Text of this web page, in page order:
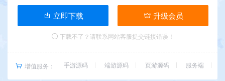
立即下载 升级会员
下载不了？请联系网站客服提交链接错误！
增值服务： 手游源码 端游源码 页游源码 服务端